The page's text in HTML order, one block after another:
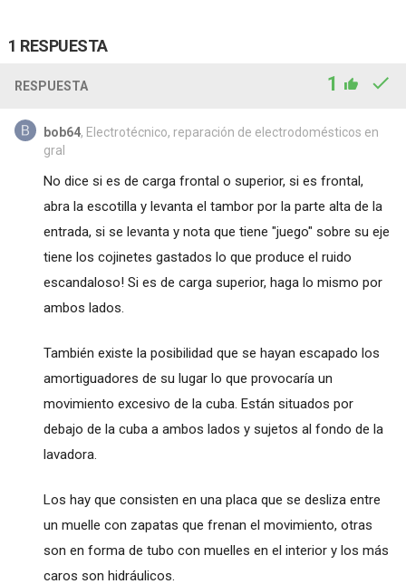
1 RESPUESTA
RESPUESTA 1
bob64, Electrotécnico, reparación de electrodomésticos en
gral
No dice si es de carga frontal o superior, si es frontal,
abra la escotilla y levanta el tambor por la parte alta de la
entrada, si se levanta y nota que tiene "juego" sobre su eje
tiene los cojinetes gastados lo que produce el ruido
escandaloso! Si es de carga superior, haga lo mismo por
ambos lados.
También existe la posibilidad que se hayan escapado los
amortiguadores de su lugar lo que provocaría un
movimiento excesivo de la cuba. Están situados por
debajo de la cuba a ambos lados y sujetos al fondo de la
lavadora.
Los hay que consisten en una placa que se desliza entre
un muelle con zapatas que frenan el movimiento, otras
son en forma de tubo con muelles en el interior y los más
caros son hidráulicos.